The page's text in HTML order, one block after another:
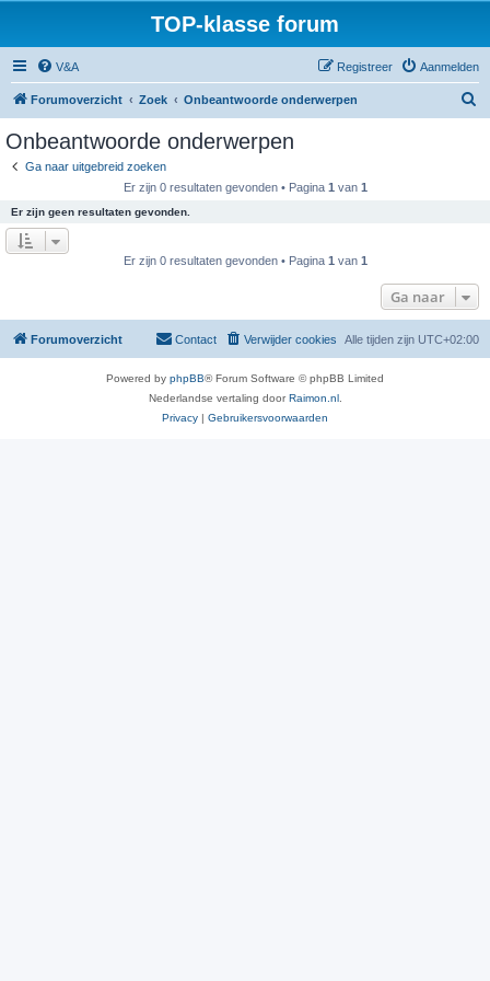
TOP-klasse forum
V&A Aanmelden
Registreer
Forumoverzicht Zoek Onbeantwoorde onderwerpen
Onbeantwoorde onderwerpen
Ga naar uitgebreid zoeken
Er zijn 0 resultaten gevonden • Pagina 1 van 1
Er zijn geen resultaten gevonden.
Er zijn 0 resultaten gevonden • Pagina 1 van 1
Ga naar
Forumoverzicht Alle tijden zijn UTC+02:00
Verwijder cookies
Contact
Powered by phpBB® Forum Software © phpBB Limited
Nederlandse vertaling doorRaimon.nl.
Privacy | Gebruikersvoorwaarden